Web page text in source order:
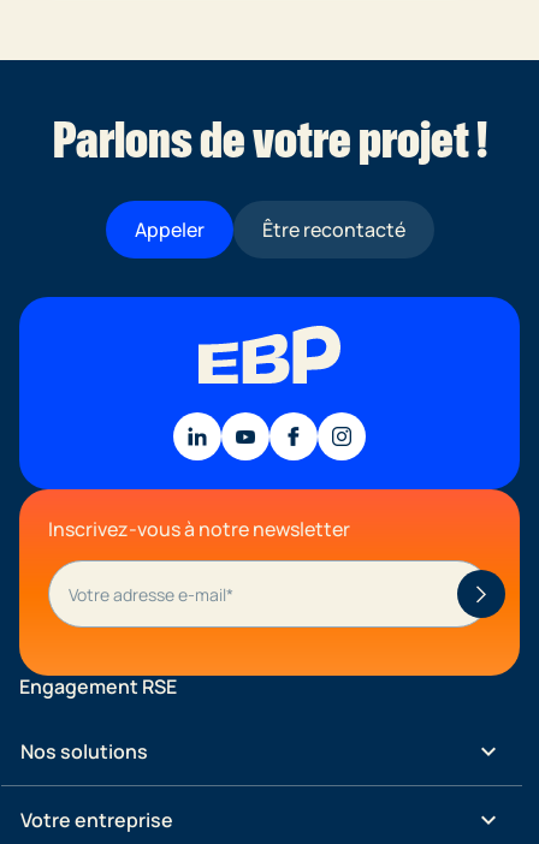
Parlons de votre projet !
Appeler Être recontacté
Inscrivez-vous à notre newsletter
Engagement RSE
Nos solutions keyboard_arrow_down
Votre entreprise keyboard_arrow_down